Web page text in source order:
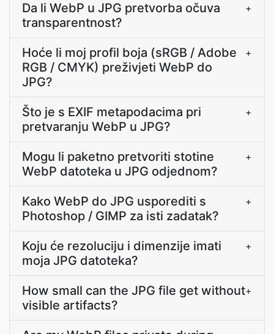
Da li WebP u JPG pretvorba očuva
transparentnost?
+
Hoće li moj profil boja (sRGB / Adobe
RGB / CMYK) preživjeti WebP do
JPG?
+
Što je s EXIF metapodacima pri
pretvaranju WebP u JPG?
+
Mogu li paketno pretvoriti stotine
WebP datoteka u JPG odjednom?
+
Kako WebP do JPG usporediti s
Photoshop / GIMP za isti zadatak?
+
Koju će rezoluciju i dimenzije imati
moja JPG datoteka?
+
How small can the JPG file get without
visible artifacts?
+